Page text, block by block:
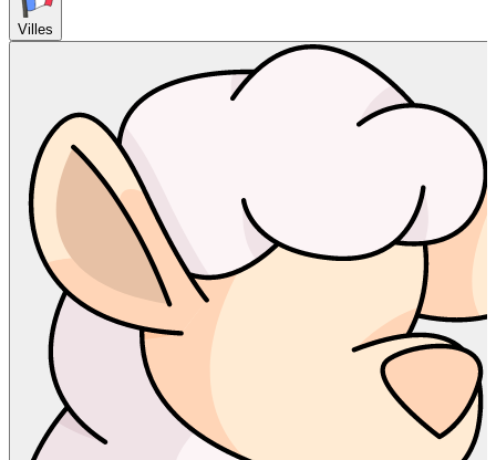
Villes